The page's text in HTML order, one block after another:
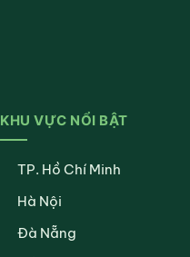
KHU VỰC NỔI BẬT
TP. Hồ Chí Minh
Hà Nội
Đà Nẵng